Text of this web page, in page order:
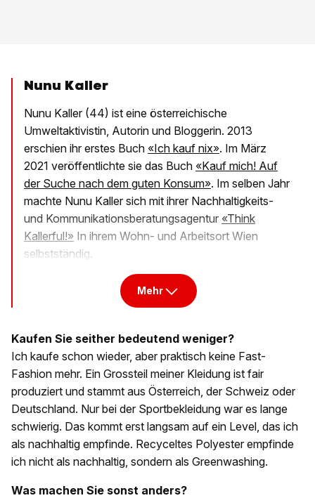
Nunu Kaller
Nunu Kaller (44) ist eine österreichische
Umweltaktivistin, Autorin und Bloggerin. 2013
erschien ihr erstes Buch «Ich kauf nix». Im März
2021 veröffentlichte sie das Buch «Kauf mich! Auf
der Suche nach dem guten Konsum». Im selben Jahr
machte Nunu Kaller sich mit ihrer Nachhaltigkeits-
und Kommunikationsberatungsagentur «Think
Kallerful!» In ihrem Wohn- und Arbeitsort Wien
selbstständig.
Mehr
Kaufen Sie seither bedeutend weniger?
Ich kaufe schon wieder, aber praktisch keine Fast-
Fashion mehr. Ein Grossteil meiner Kleidung ist fair
produziert und stammt aus Österreich, der Schweiz oder
Deutschland. Nur bei der Sportbekleidung war es lange
schwierig. Das kommt erst langsam auf ein Level, das ich
als nachhaltig empfinde. Recyceltes Polyester empfinde
ich nicht als nachhaltig, sondern als Greenwashing.
Was machen Sie sonst anders?